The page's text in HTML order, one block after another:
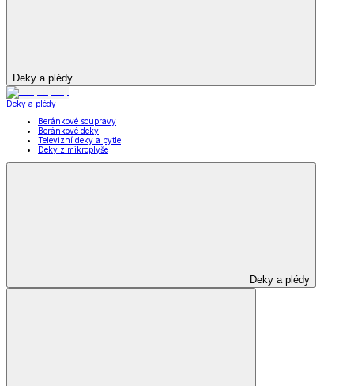
Deky a plédy
Deky a plédy
Beránkové soupravy
Beránkové deky
Televizní deky a pytle
Deky z mikroplyše
Deky a plédy